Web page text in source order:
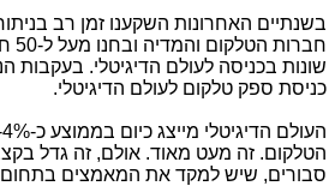
בשנתיים האחרונות השקענו זמן רב
שונות בכניסה לעולם הדיגיטלי. בעקבות
כניסת ספק טלקום לעולם הדיגיטלי.
סבורים, שיש למקד את המאמצים